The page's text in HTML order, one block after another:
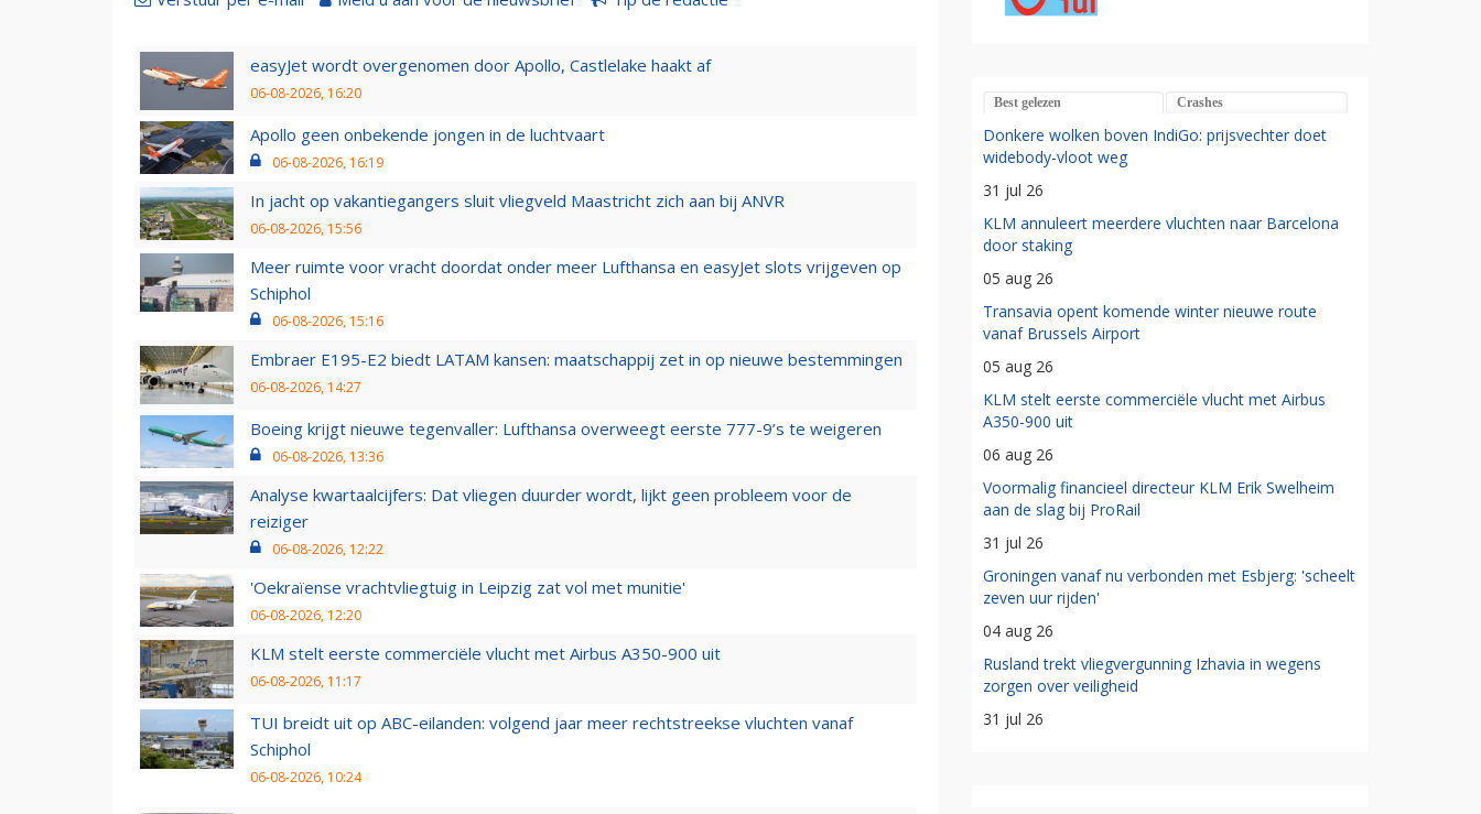
easyJet wordt overgenomen door Apollo, Castlelake haakt af
06-08-2026, 16:20
Apollo geen onbekende jongen in de luchtvaart
06-08-2026, 16:19
In jacht op vakantiegangers sluit vliegveld Maastricht zich aan bij ANVR
06-08-2026, 15:56
Meer ruimte voor vracht doordat onder meer Lufthansa en easyJet slots vrijgeven op
Schiphol
06-08-2026, 15:16
Embraer E195-E2 biedt LATAM kansen: maatschappij zet in op nieuwe bestemmingen
06-08-2026, 14:27
Boeing krijgt nieuwe tegenvaller: Lufthansa overweegt eerste 777-9’s te weigeren
06-08-2026, 13:36
Analyse kwartaalcijfers: Dat vliegen duurder wordt, lijkt geen probleem voor de
reiziger
06-08-2026, 12:22
'Oekraïense vrachtvliegtuig in Leipzig zat vol met munitie'
06-08-2026, 12:20
KLM stelt eerste commerciële vlucht met Airbus A350-900 uit
06-08-2026, 11:17
TUI breidt uit op ABC-eilanden: volgend jaar meer rechtstreekse vluchten vanaf
Schiphol
06-08-2026, 10:24
Best gelezen Crashes
Donkere wolken boven IndiGo: prijsvechter doet
widebody-vloot weg
31 jul 26
KLM annuleert meerdere vluchten naar Barcelona
door staking
05 aug 26
Transavia opent komende winter nieuwe route
vanaf Brussels Airport
05 aug 26
KLM stelt eerste commerciële vlucht met Airbus
A350-900 uit
06 aug 26
Voormalig financieel directeur KLM Erik Swelheim
aan de slag bij ProRail
31 jul 26
Groningen vanaf nu verbonden met Esbjerg: 'scheelt
zeven uur rijden'
04 aug 26
Rusland trekt vliegvergunning Izhavia in wegens
zorgen over veiligheid
31 jul 26